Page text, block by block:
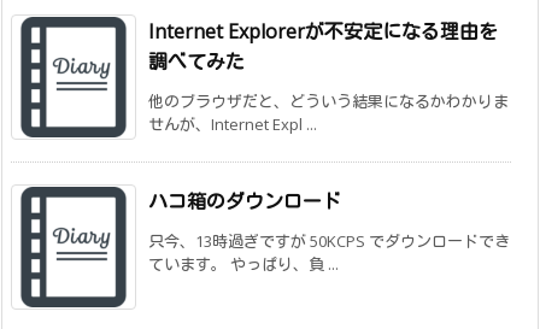
Internet Explorerが不安定になる理由を
調べてみた
他のブラウザだと、どういう結果になるかわかりま
せんが、Internet Expl ...
ハコ箱のダウンロード
只今、13時過ぎですが 50KCPS でダウンロードでき
ています。 やっぱり、負 ...